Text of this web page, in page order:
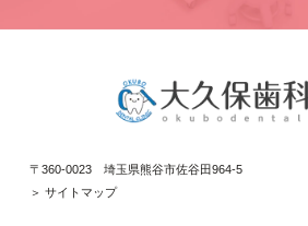
〒360-0023 埼玉県熊谷市佐谷田964-5
＞ サイトマップ